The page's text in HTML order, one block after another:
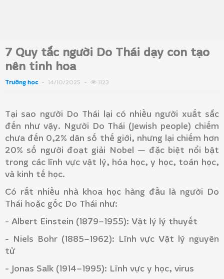
7 Quy tắc người Do Thái dạy con tạo
nên tinh hoa
Trường học 14/10/2025 1123
Tại sao người Do Thái lại có nhiều người xuất sắc
đến như vậy. Người Do Thái (Jewish people) chiếm
chưa đến 0,2% dân số thế giới, nhưng lại chiếm hơn
20% số người đoạt giải Nobel — đặc biệt nổi bật
trong các lĩnh vực vật lý, hóa học, y học, toán học,
và kinh tế học.
Có rất nhiều nhà khoa học hàng đầu là người Do
Thái hoặc gốc Do Thái như:
- Albert Einstein (1879–1955): Vật lý lý thuyết
- Niels Bohr (1885–1962): Lĩnh vực Vật lý nguyên
tử
- Jonas Salk (1914–1995): Lĩnh vực y học, virus